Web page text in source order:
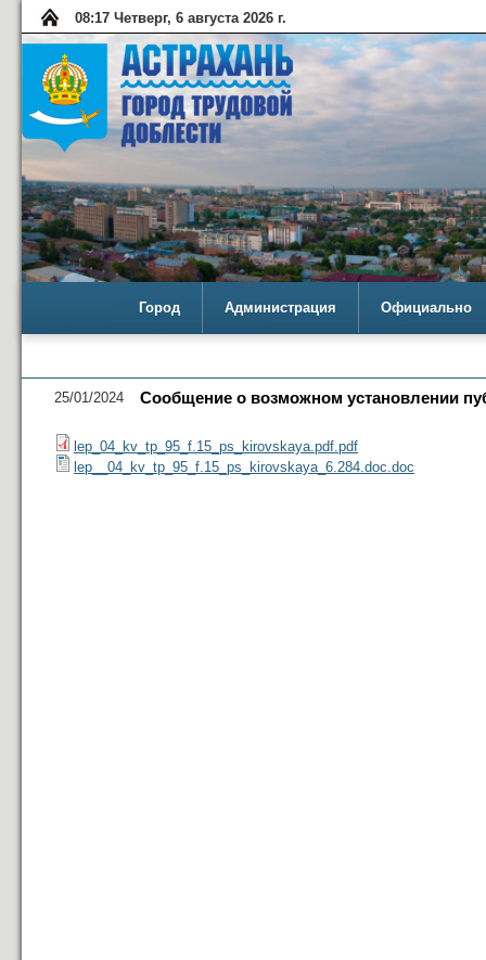
08:17 Четверг, 6 августа 2026 г.
Город Администрация Официально
25/01/2024 Сообщение о возможном установлении
lep_04_kv_tp_95_f.15_ps_kirovskaya.pdf.pdf
lep__04_kv_tp_95_f.15_ps_kirovskaya_6.284.doc.doc